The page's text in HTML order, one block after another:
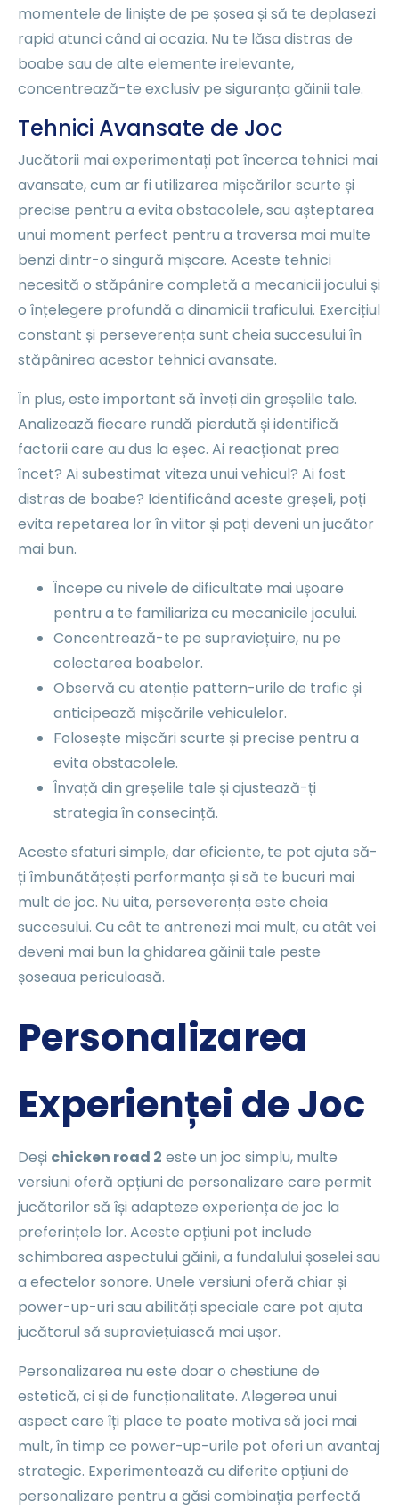
momentele de liniște de pe șosea și să te deplasezi
rapid atunci când ai ocazia. Nu te lăsa distras de
boabe sau de alte elemente irelevante,
concentrează-te exclusiv pe siguranța găinii tale.
Tehnici Avansate de Joc
Jucătorii mai experimentați pot încerca tehnici mai
avansate, cum ar fi utilizarea mișcărilor scurte și
precise pentru a evita obstacolele, sau așteptarea
unui moment perfect pentru a traversa mai multe
benzi dintr-o singură mișcare. Aceste tehnici
necesită o stăpânire completă a mecanicii jocului și
o înțelegere profundă a dinamicii traficului. Exercițiul
constant și perseverența sunt cheia succesului în
stăpânirea acestor tehnici avansate.
În plus, este important să înveți din greșelile tale.
Analizează fiecare rundă pierdută și identifică
factorii care au dus la eșec. Ai reacționat prea
încet? Ai subestimat viteza unui vehicul? Ai fost
distras de boabe? Identificând aceste greșeli, poți
evita repetarea lor în viitor și poți deveni un jucător
mai bun.
Începe cu nivele de dificultate mai ușoare
pentru a te familiariza cu mecanicile jocului.
Concentrează-te pe supraviețuire, nu pe
colectarea boabelor.
Observă cu atenție pattern-urile de trafic și
anticipează mișcările vehiculelor.
Folosește mișcări scurte și precise pentru a
evita obstacolele.
Învață din greșelile tale și ajustează-ți
strategia în consecință.
Aceste sfaturi simple, dar eficiente, te pot ajuta să-
ți îmbunătățești performanța și să te bucuri mai
mult de joc. Nu uita, perseverența este cheia
succesului. Cu cât te antrenezi mai mult, cu atât vei
deveni mai bun la ghidarea găinii tale peste
șoseaua periculoasă.
Personalizarea
Experienței de Joc
Deși chicken road 2 este un joc simplu, multe
versiuni oferă opțiuni de personalizare care permit
jucătorilor să își adapteze experiența de joc la
preferințele lor. Aceste opțiuni pot include
schimbarea aspectului găinii, a fundalului șoselei sau
a efectelor sonore. Unele versiuni oferă chiar și
power-up-uri sau abilități speciale care pot ajuta
jucătorul să supraviețuiască mai ușor.
Personalizarea nu este doar o chestiune de
estetică, ci și de funcționalitate. Alegerea unui
aspect care îți place te poate motiva să joci mai
mult, în timp ce power-up-urile pot oferi un avantaj
strategic. Experimentează cu diferite opțiuni de
personalizare pentru a găsi combinația perfectă